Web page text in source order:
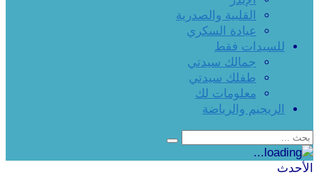
القلبية والصدرية
عيادة السكري
للسيدات فقط
جمالك سيدتي
طفلك سيدتي
معلومات لك
الريجيم والرياضة
الأحدث